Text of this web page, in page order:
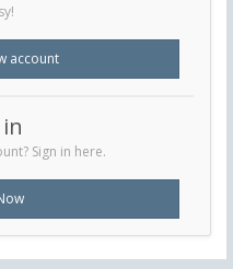
account
Sign in here.